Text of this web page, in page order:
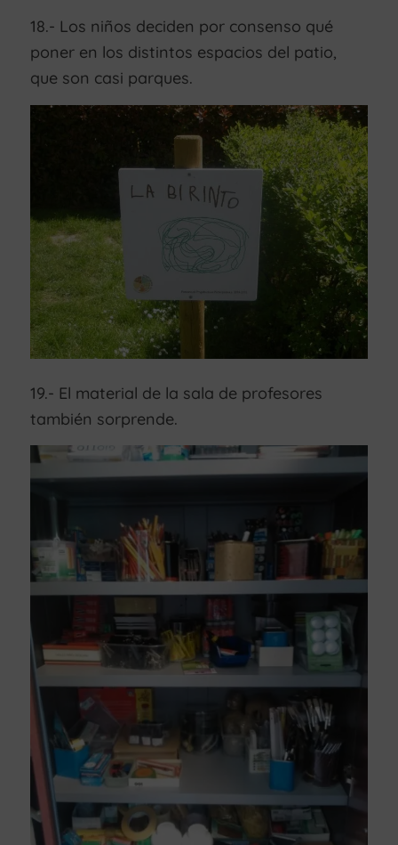
18.- Los niños deciden por consenso qué
poner en los distintos espacios del patio,
que son casi parques.
19.- El material de la sala de profesores
también sorprende.